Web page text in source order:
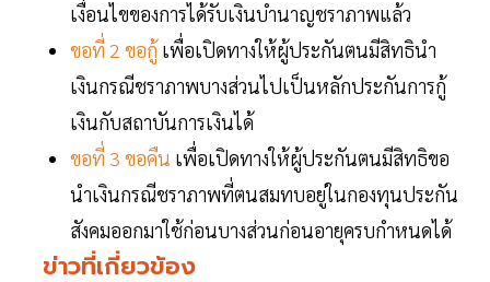
เงื่อนไขของการได้รับเงินบำนาญชราภาพแล้ว
ขอที่ 2 ขอกู้เพื่อเปิดทางให้ผู้ประกันตนมีสิทธินำ
เงินกรณีชราภาพบางส่วนไปเป็นหลักประกันการกู้
เงินกับสถาบันการเงินได้
ขอที่ 3 ขอคืน เพื่อเปิดทางให้ผู้ประกันตนมีสิทธิขอ
นำเงินกรณีชราภาพที่ตนสมทบอยู่ในกองทุนประกัน
สังคมออกมาใช้ก่อนบางส่วนก่อนอายุครบกำหนดได้
ข่าวที่เกี่ยวข้อง